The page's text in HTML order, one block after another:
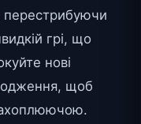
перестрибуючи
грі, що
нові
щоб